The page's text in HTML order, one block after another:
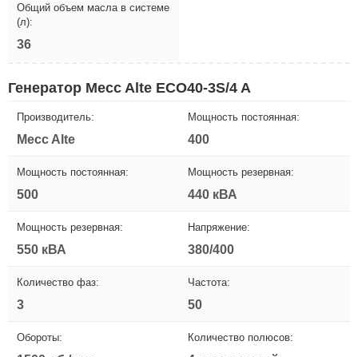
Общий объем масла в системе
(л):
36
Генератор Mecc Alte ECO40-3S/4 A
Производитель:
Mecc Alte
Мощность постоянная:
400
Мощность постоянная:
500
Мощность резервная:
440 кВА
Мощность резервная:
550 кВА
Напряжение:
380/400
Количество фаз:
3
Частота:
50
Обороты: Количество полюсов: